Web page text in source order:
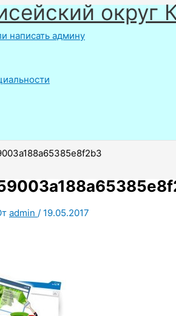
округ
написать админу
admin / 19.05.2017